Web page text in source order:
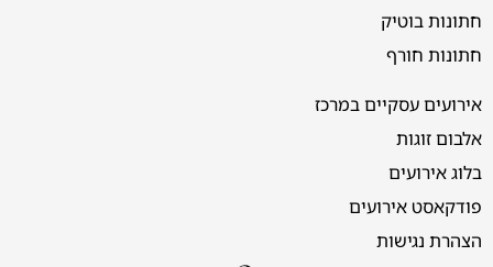
חתונות בוטיק
חתונות חורף
אירועים עסקיים במרכז
אלבום זוגות
בלוג אירועים
פודקאסט אירועים
הצהרת נגישות